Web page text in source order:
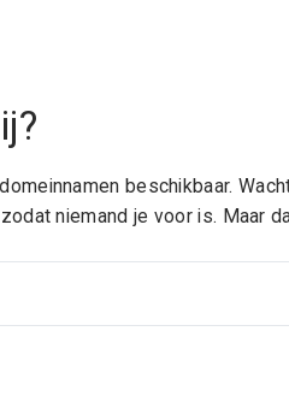
beschikbaar.
niemand je voor is. Maar